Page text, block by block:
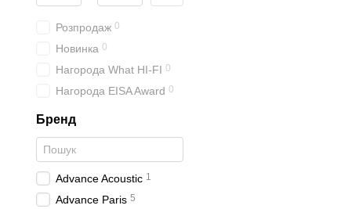
Розпродаж 0
Новинка 0
Нагорода What HI-FI 0
Нагорода EISA Award 0
Бренд
Advance Acoustic 1
Advance Paris 5